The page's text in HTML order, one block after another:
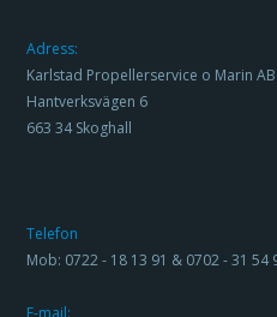
Adress:
Karlstad Propellerservice o Marin AB
Hantverksvägen 6
663 34 Skoghall
Telefon
Mob: 0722 - 18 13 91 & 0702 - 31 54
E-mail: